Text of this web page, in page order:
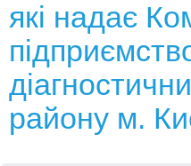
які надає
району м.